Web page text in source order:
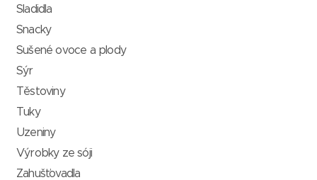
Sladidla
Snacky
Sušené ovoce a plody
Sýr
Těstoviny
Tuky
Uzeniny
Výrobky ze sóji
Zahušťovadla